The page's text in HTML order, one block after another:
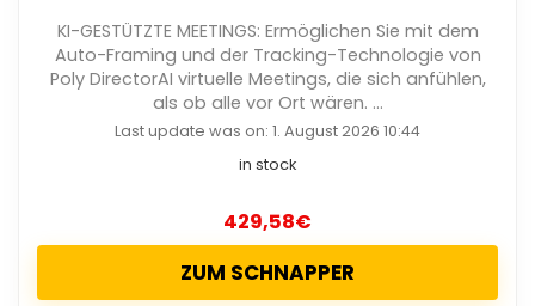
KI-GESTÜTZTE MEETINGS: Ermöglichen Sie mit dem
Auto-Framing und der Tracking-Technologie von
Poly DirectorAI virtuelle Meetings, die sich anfühlen,
als ob alle vor Ort wären. ...
Last update was on: 1. August 2026 10:44
in stock
429,58€
ZUM SCHNAPPER